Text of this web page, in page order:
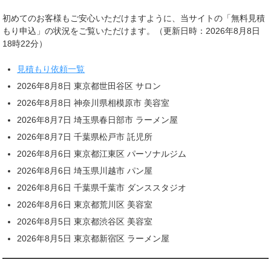
初めてのお客様もご安心いただけますように、当サイトの「無料見積
もり申込」の状況をご覧いただけます。（更新日時：2026年8月8日
18時22分）
見積もり依頼一覧
2026年8月8日 東京都世田谷区 サロン
2026年8月8日 神奈川県相模原市 美容室
2026年8月7日 埼玉県春日部市 ラーメン屋
2026年8月7日 千葉県松戸市 託児所
2026年8月6日 東京都江東区 パーソナルジム
2026年8月6日 埼玉県川越市 パン屋
2026年8月6日 千葉県千葉市 ダンススタジオ
2026年8月6日 東京都荒川区 美容室
2026年8月5日 東京都渋谷区 美容室
2026年8月5日 東京都新宿区 ラーメン屋